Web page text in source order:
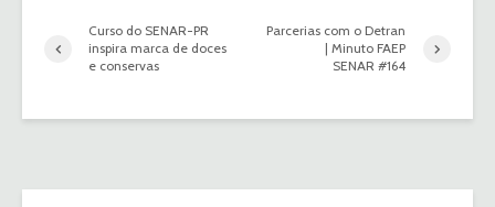
Curso do SENAR-PR
inspira marca de doces
e conservas
Parcerias com o Detran
| Minuto FAEP
SENAR #164